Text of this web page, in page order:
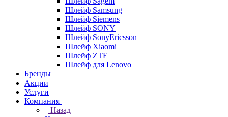
Шлейф Samsung
Шлейф Siemens
Шлейф SONY
Шлейф SonyEricsson
Шлейф Xiaomi
Шлейф ZTE
Шлейф для Lenovo
Бренды
Акции
Услуги
Компания
Назад